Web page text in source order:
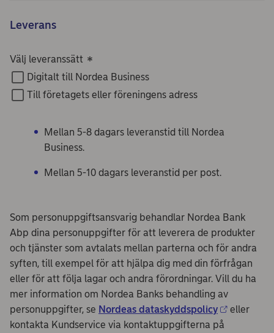
Leverans
Välj leveranssätt *
Digitalt till Nordea Business
Till företagets eller föreningens adress
Mellan 5-8 dagars leveranstid till Nordea
Business.
Mellan 5-10 dagars leveranstid per post.
Som personuppgiftsansvarig behandlar Nordea Bank
Abp dina personuppgifter för att leverera de produkter
och tjänster som avtalats mellan parterna och för andra
syften, till exempel för att hjälpa dig med din förfrågan
eller för att följa lagar och andra förordningar. Vill du ha
mer information om Nordea Banks behandling av
personuppgifter, se Nordeas dataskyddspolicy
eller
kontakta Kundservice via kontaktuppgifterna på